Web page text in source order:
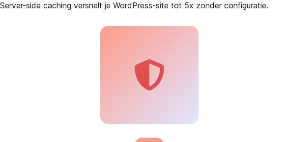
Server-side caching versnelt je WordPress-site tot 5x zonder configuratie.